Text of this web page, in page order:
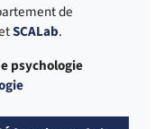
de
SCALab.
psychologie